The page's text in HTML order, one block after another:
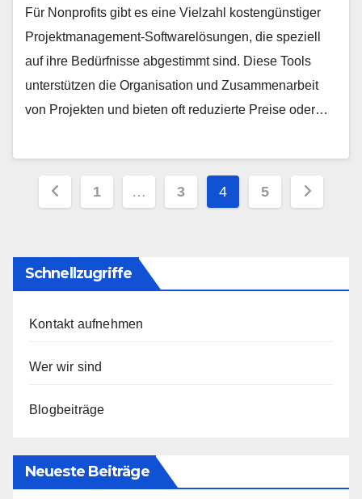
Für Nonprofits gibt es eine Vielzahl kostengünstiger
Projektmanagement-Softwarelösungen, die speziell
auf ihre Bedürfnisse abgestimmt sind. Diese Tools
unterstützen die Organisation und Zusammenarbeit
von Projekten und bieten oft reduzierte Preise oder…
Posts
1 … 3 4 5
Schnellzugriffe
Kontakt aufnehmen
Wer wir sind
Blogbeiträge
Neueste Beiträge